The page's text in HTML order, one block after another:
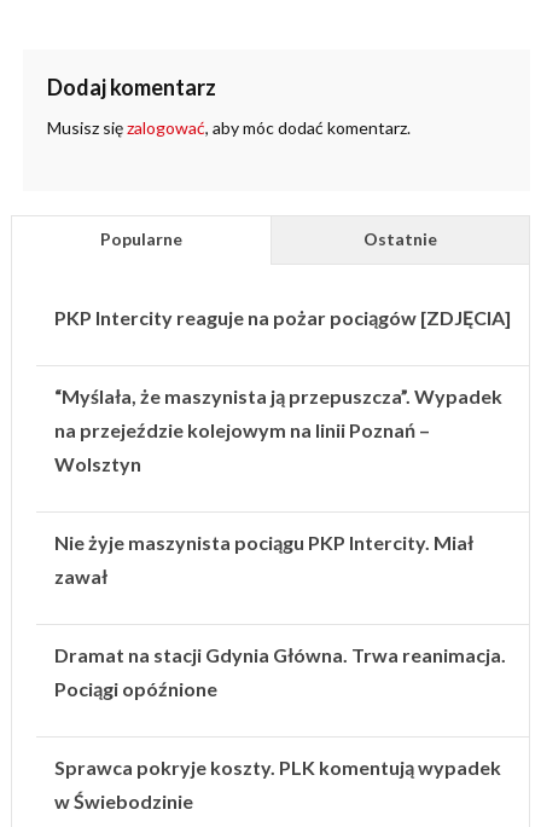
Dodaj komentarz
Musisz sięzalogować, aby móc dodać komentarz.
Popularne Ostatnie
PKP Intercity reaguje na pożar pociągów [ZDJĘCIA]
“Myślała, że maszynista ją przepuszcza”. Wypadek
na przejeździe kolejowym na linii Poznań –
Wolsztyn
Nie żyje maszynista pociągu PKP Intercity. Miał
zawał
Dramat na stacji Gdynia Główna. Trwa reanimacja.
Pociągi opóźnione
Sprawca pokryje koszty. PLK komentują wypadek
w Świebodzinie